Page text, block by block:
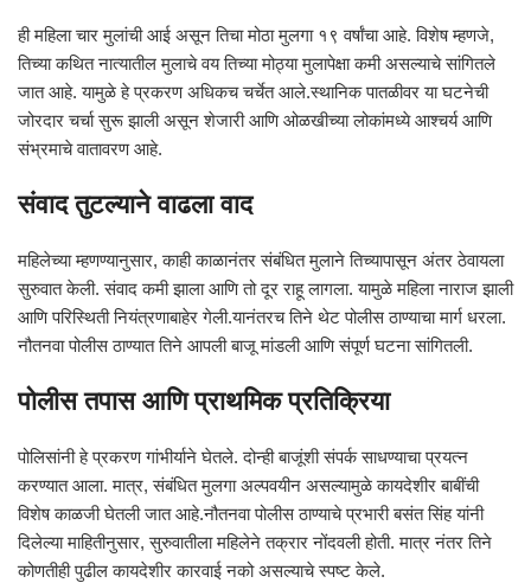
ही महिला चार मुलांची आई असून तिचा मोठा मुलगा १९ वर्षांचा आहे. विशेष म्हणजे,
तिच्या कथित नात्यातील मुलाचे वय तिच्या मोठ्या मुलापेक्षा कमी असल्याचे सांगितले
जात आहे. यामुळे हे प्रकरण अधिकच चर्चेत आले.स्थानिक पातळीवर या घटनेची
जोरदार चर्चा सुरू झाली असून शेजारी आणि ओळखीच्या लोकांमध्ये आश्चर्य आणि
संभ्रमाचे वातावरण आहे.
संवाद तुटल्याने वाढला वाद
महिलेच्या म्हणण्यानुसार, काही काळानंतर संबंधित मुलाने तिच्यापासून अंतर ठेवायला
सुरुवात केली. संवाद कमी झाला आणि तो दूर राहू लागला. यामुळे महिला नाराज झाली
आणि परिस्थिती नियंत्रणाबाहेर गेली.यानंतरच तिने थेट पोलीस ठाण्याचा मार्ग धरला.
नौतनवा पोलीस ठाण्यात तिने आपली बाजू मांडली आणि संपूर्ण घटना सांगितली.
पोलीस तपास आणि प्राथमिक प्रतिक्रिया
पोलिसांनी हे प्रकरण गांभीर्याने घेतले. दोन्ही बाजूंशी संपर्क साधण्याचा प्रयत्न
करण्यात आला. मात्र, संबंधित मुलगा अल्पवयीन असल्यामुळे कायदेशीर बाबींची
विशेष काळजी घेतली जात आहे.नौतनवा पोलीस ठाण्याचे प्रभारी बसंत सिंह यांनी
दिलेल्या माहितीनुसार, सुरुवातीला महिलेने तक्रार नोंदवली होती. मात्र नंतर तिने
कोणतीही पुढील कायदेशीर कारवाई नको असल्याचे स्पष्ट केले.